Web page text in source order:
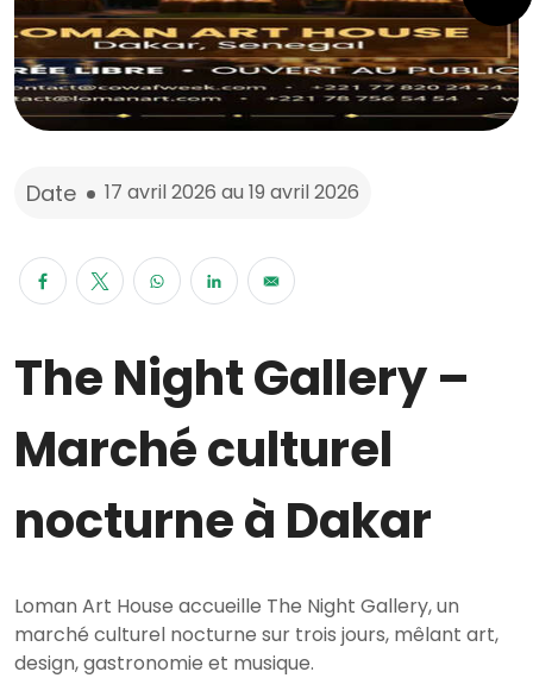
Date 17 avril 2026 au 19 avril 2026
The Night Gallery –
Marché culturel
nocturne à Dakar
Loman Art House accueille The Night Gallery, un
marché culturel nocturne sur trois jours, mêlant art,
design, gastronomie et musique.